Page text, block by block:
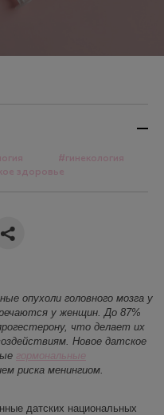
#гинекология
здоровье
опухоли головного мозга у
у женщин. До 87%
что делает их
Новое датское
гормональные
риска менингиом.
датских национальных